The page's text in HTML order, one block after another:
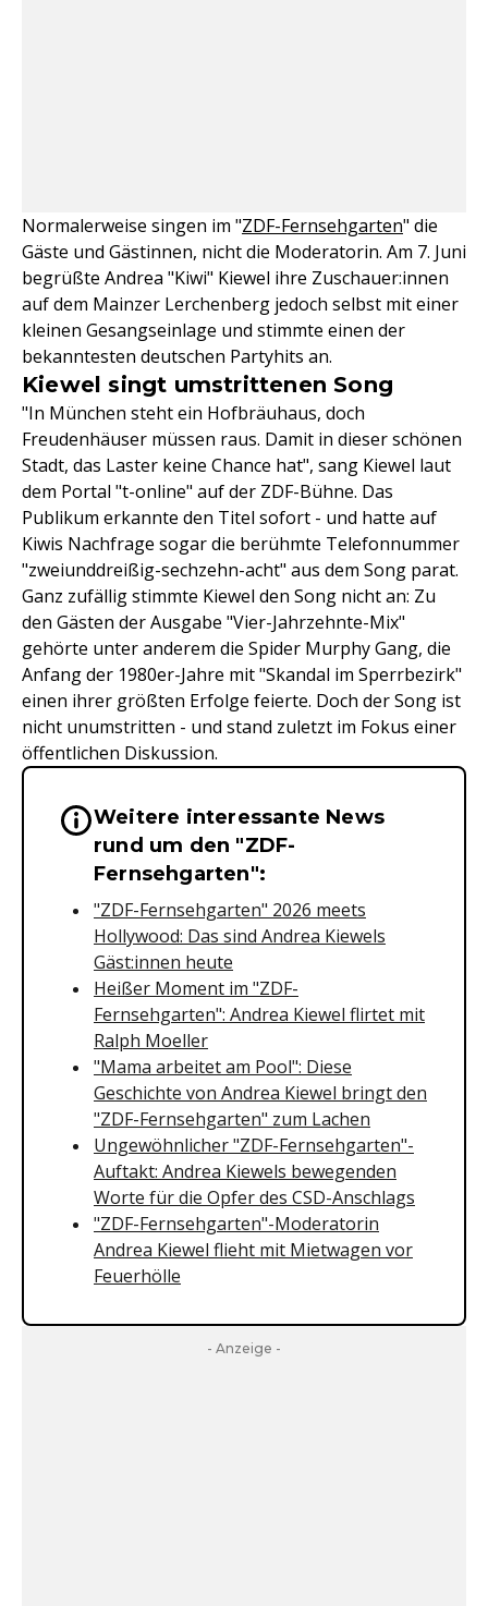
Normalerweise singen im "ZDF-Fernsehgarten" die
Gäste und Gästinnen, nicht die Moderatorin. Am 7. Juni
begrüßte Andrea "Kiwi" Kiewel ihre Zuschauer:innen
auf dem Mainzer Lerchenberg jedoch selbst mit einer
kleinen Gesangseinlage und stimmte einen der
bekanntesten deutschen Partyhits an.
Kiewel singt umstrittenen Song
"In München steht ein Hofbräuhaus, doch
Freudenhäuser müssen raus. Damit in dieser schönen
Stadt, das Laster keine Chance hat", sang Kiewel laut
dem Portal "t-online" auf der ZDF-Bühne. Das
Publikum erkannte den Titel sofort - und hatte auf
Kiwis Nachfrage sogar die berühmte Telefonnummer
"zweiunddreißig-sechzehn-acht" aus dem Song parat.
Ganz zufällig stimmte Kiewel den Song nicht an: Zu
den Gästen der Ausgabe "Vier-Jahrzehnte-Mix"
gehörte unter anderem die Spider Murphy Gang, die
Anfang der 1980er-Jahre mit "Skandal im Sperrbezirk"
einen ihrer größten Erfolge feierte. Doch der Song ist
nicht unumstritten - und stand zuletzt im Fokus einer
öffentlichen Diskussion.
Wichtige Hinweise &
Weitere interessante News
rund um den "ZDF-
Fernsehgarten":
"ZDF-Fernsehgarten" 2026 meets
Hollywood: Das sind Andrea Kiewels
Gäst:innen heute
Heißer Moment im "ZDF-
Fernsehgarten": Andrea Kiewel flirtet mit
Ralph Moeller
"Mama arbeitet am Pool": Diese
Geschichte von Andrea Kiewel bringt den
"ZDF-Fernsehgarten" zum Lachen
Ungewöhnlicher "ZDF-Fernsehgarten"-
Auftakt: Andrea Kiewels bewegenden
Worte für die Opfer des CSD-Anschlags
"ZDF-Fernsehgarten"-Moderatorin
Andrea Kiewel flieht mit Mietwagen vor
Feuerhölle
- Anzeige -